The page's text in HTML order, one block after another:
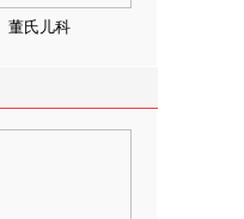
董氏儿科